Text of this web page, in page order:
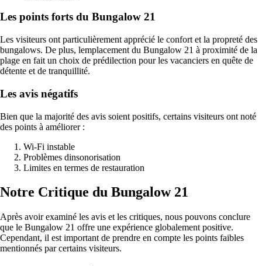
Les points forts du Bungalow 21
Les visiteurs ont particulièrement apprécié le confort et la propreté des
bungalows. De plus, lemplacement du Bungalow 21 à proximité de la
plage en fait un choix de prédilection pour les vacanciers en quête de
détente et de tranquillité.
Les avis négatifs
Bien que la majorité des avis soient positifs, certains visiteurs ont noté
des points à améliorer :
Wi-Fi instable
Problèmes dinsonorisation
Limites en termes de restauration
Notre Critique du Bungalow 21
Après avoir examiné les avis et les critiques, nous pouvons conclure
que le Bungalow 21 offre une expérience globalement positive.
Cependant, il est important de prendre en compte les points faibles
mentionnés par certains visiteurs.